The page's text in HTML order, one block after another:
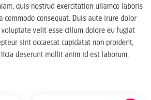
quis nostrud exercitation ullamco laboris
commodo consequat. Duis aute irure dolor
voluptate velit esse cillum dolore eu fugiat
sint occaecat cupidatat non proident,
deserunt mollit anim id est laborum.